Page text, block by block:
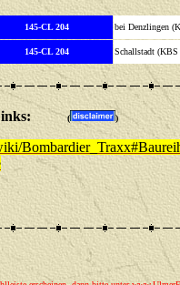
145-CL 204 bei Denzlingen
145-CL 204 Schallstadt (KBS
Links:( )